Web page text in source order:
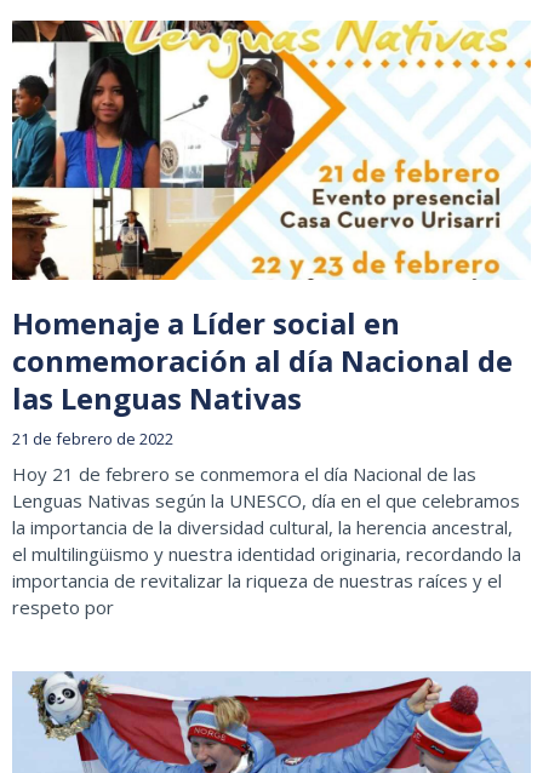
Homenaje a Líder social en
conmemoración al día Nacional de
las Lenguas Nativas
21 de febrero de 2022
Hoy 21 de febrero se conmemora el día Nacional de las
Lenguas Nativas según la UNESCO, día en el que celebramos
la importancia de la diversidad cultural, la herencia ancestral,
el multilingüismo y nuestra identidad originaria, recordando la
importancia de revitalizar la riqueza de nuestras raíces y el
respeto por